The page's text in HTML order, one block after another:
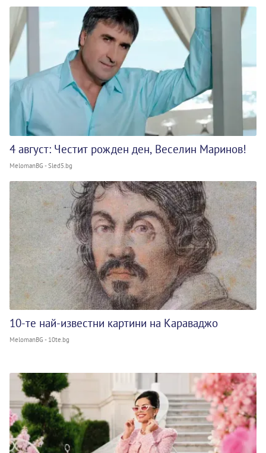
4 август: Честит рожден ден, Веселин Маринов!
MelomanBG - Sled5.bg
10-те най-известни картини на Караваджо
MelomanBG - 10te.bg